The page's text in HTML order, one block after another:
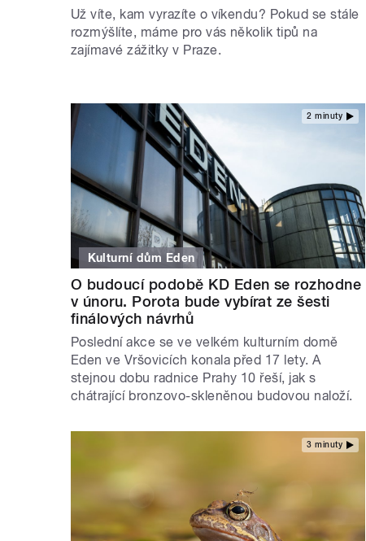
Už víte, kam vyrazíte o víkendu? Pokud se stále
rozmýšlíte, máme pro vás několik tipů na
zajímavé zážitky v Praze.
2 minuty
Kulturní dům Eden
O budoucí podobě KD Eden se rozhodne
v únoru. Porota bude vybírat ze šesti
finálových návrhů
Poslední akce se ve velkém kulturním domě
Eden ve Vršovicích konala před 17 lety. A
stejnou dobu radnice Prahy 10 řeší, jak s
chátrající bronzovo-skleněnou budovou naloží.
3 minuty